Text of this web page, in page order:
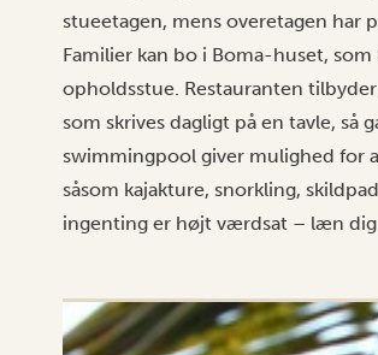
stueetagen, mens overetagen har
Familier kan bo i Boma-huset,
opholdsstue. Restauranten
som skrives dagligt på en tavle,
swimmingpool giver mulighed for
såsom kajakture, snorkling,
ingenting er højt værdsat – læn dig